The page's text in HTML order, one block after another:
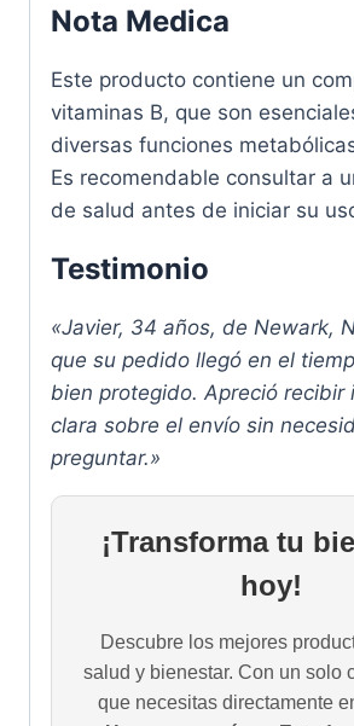
Nota Medica
Este producto contiene un
vitaminas B, que son
diversas funciones
Es recomendable consultar a
de salud antes de iniciar su
Testimonio
«Javier, 34 años, de Newark,
que su pedido llegó en el
bien protegido. Apreció recibir
clara sobre el envío sin
preguntar.»
¡Transforma tu
hoy!
Descubre los mejores
salud y bienestar. Con un solo
que necesitas directamente